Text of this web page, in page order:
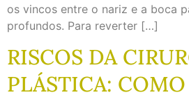
os vincos entre o nariz e a boca
profundos. Para reverter […]
RISCOS DA
PLÁSTICA: